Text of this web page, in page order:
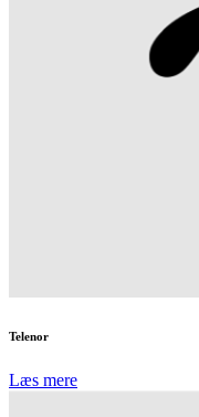
Telenor
Læs mere